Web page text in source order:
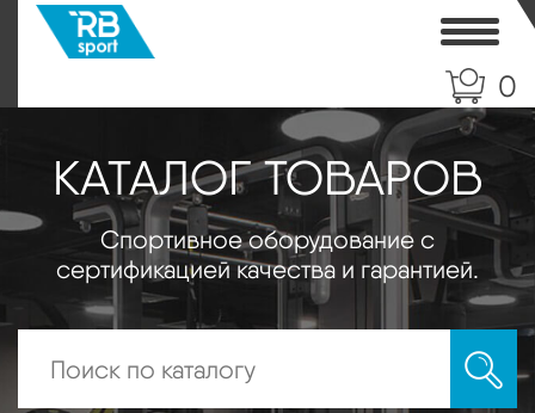
0
КАТАЛОГ ТОВАРОВ
Спортивное оборудование с
сертификацией качества и гарантией.